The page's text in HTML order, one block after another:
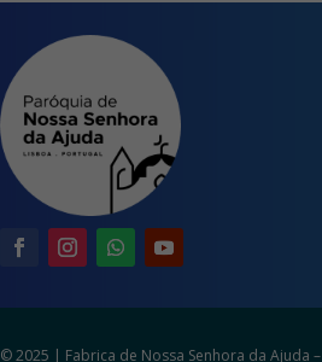
© 2025 | Fabrica de Nossa Senhora da Ajuda –